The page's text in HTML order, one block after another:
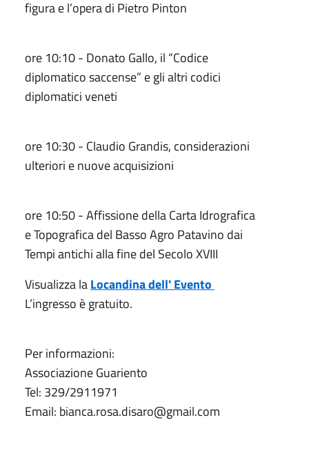
figura e l’opera di Pietro Pinton
ore 10:10 - Donato Gallo, il “Codice
diplomatico saccense” e gli altri codici
diplomatici veneti
ore 10:30 - Claudio Grandis, considerazioni
ulteriori e nuove acquisizioni
ore 10:50 - Affissione della Carta Idrografica
e Topografica del Basso Agro Patavino dai
Tempi antichi alla fine del Secolo XVIII
Visualizza laLocandina dell' Evento
L’ingresso è gratuito.
Per informazioni:
Associazione Guariento
Tel: 329/2911971
Email: bianca.rosa.disaro@gmail.com